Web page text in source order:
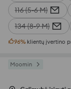
116 (5-6 M)
134 (8-9 M)
96% klientų įvertino
Moomin